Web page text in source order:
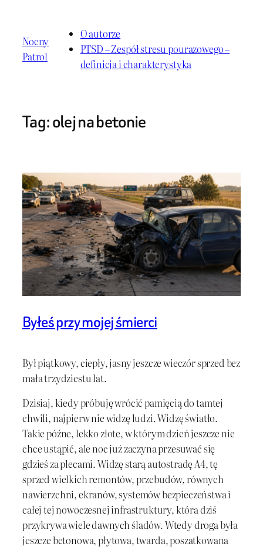
treściNocny
Patrol
O autorze
PTSD – Zespół stresu pourazowego –
definicja i charakterystyka
Tag:olej na betonie
Byłeś przy mojej śmierci
Był piątkowy, ciepły, jasny jeszcze wieczór sprzed bez
mała trzydziestu lat.
Dzisiaj, kiedy próbuję wrócić pamięcią do tamtej
chwili, najpierw nie widzę ludzi. Widzę światło.
Takie późne, lekko złote, w którym dzień jeszcze nie
chce ustąpić, ale noc już zaczyna przesuwać się
gdzieś za plecami. Widzę starą autostradę A4, tę
sprzed wielkich remontów, przebudów, równych
nawierzchni, ekranów, systemów bezpieczeństwa i
całej tej nowoczesnej infrastruktury, która dziś
przykrywa wiele dawnych śladów. Wtedy droga była
jeszcze betonowa, płytowa, twarda, poszatkowana